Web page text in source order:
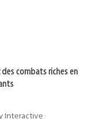
combats riches en
Interactive